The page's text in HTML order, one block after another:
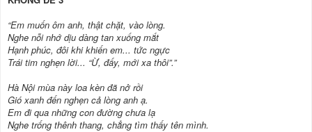
“Em muốn ôm anh, thật chặt, vào lòng.
Nghe nỗi nhớ dịu dàng tan xuống mắt
Hạnh phúc, đôi khi khiến em... tức ngực
Trái tim nghẹn lời... “Ừ, đấy, mới xa thôi”.”
Hà Nội mùa này loa kèn đã nở rồi
Gió xanh đến nghẹn cả lòng anh ạ.
Em đi qua những con đường chưa lạ
Nghe trống thênh thang, chẳng tìm thấy tên mình.